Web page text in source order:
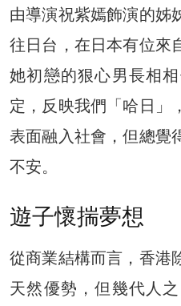
由導演祝紫嫣飾演的姊
往日台，在日本有位來
她初戀的狠心男長相
定，反映我們「哈日」
表面融入社會，但總覺
不安。
遊子懷揣夢想
從商業結構而言，香港
天然優勢，但幾代人